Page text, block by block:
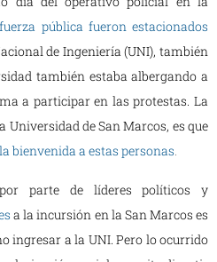
pública fueron estacionados
de Ingeniería (UNI), también
también estaba albergando a
a participar en las protestas. La
de San Marcos, es que
bienvenida a estas personas.
por parte de líderes políticos y
a la incursión en la San Marcos es
ingresar a la UNI. Pero lo ocurrido